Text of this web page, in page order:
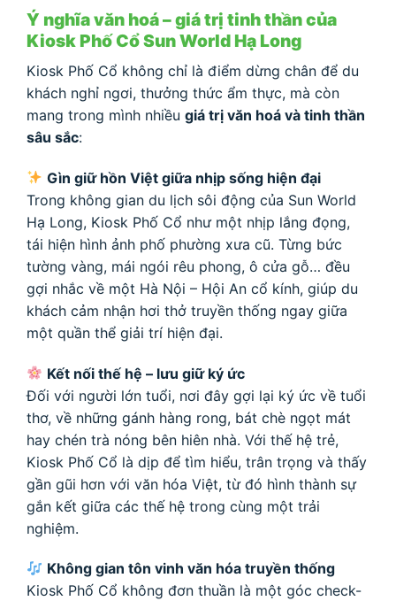
Ý nghĩa văn hoá – giá trị tinh thần của
Kiosk Phố Cổ Sun World Hạ Long
Kiosk Phố Cổ không chỉ là điểm dừng chân để du
khách nghỉ ngơi, thưởng thức ẩm thực, mà còn
mang trong mình nhiều giá trị văn hoá và tinh thần
sâu sắc:
Gìn giữ hồn Việt giữa nhịp sống hiện đại
Trong không gian du lịch sôi động của Sun World
Hạ Long, Kiosk Phố Cổ như một nhịp lắng đọng,
tái hiện hình ảnh phố phường xưa cũ. Từng bức
tường vàng, mái ngói rêu phong, ô cửa gỗ… đều
gợi nhắc về một Hà Nội – Hội An cổ kính, giúp du
khách cảm nhận hơi thở truyền thống ngay giữa
một quần thể giải trí hiện đại.
Kết nối thế hệ – lưu giữ ký ức
Đối với người lớn tuổi, nơi đây gợi lại ký ức về tuổi
thơ, về những gánh hàng rong, bát chè ngọt mát
hay chén trà nóng bên hiên nhà. Với thế hệ trẻ,
Kiosk Phố Cổ là dịp để tìm hiểu, trân trọng và thấy
gần gũi hơn với văn hóa Việt, từ đó hình thành sự
gắn kết giữa các thế hệ trong cùng một trải
nghiệm.
Không gian tôn vinh văn hóa truyền thống
Kiosk Phố Cổ không đơn thuần là một góc check-